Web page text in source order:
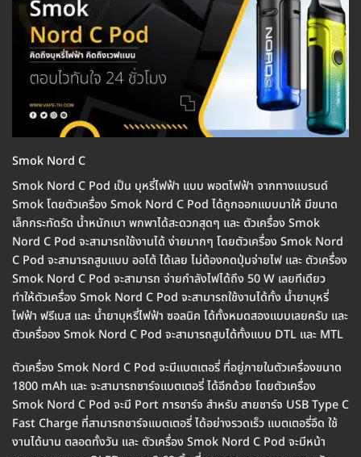
Smok Nord C
Smok Nord C Pod เป็น บุหรี่ไฟฟ้า แบบ พอตไฟฟ้า จากทางแบรนด์
Smok โดยตัวเครื่อง Smok Nord C Pod ได้ถูกออกแบบมาให้ มีขนาด
เล็กกระทัดรัด น้ำหนักเบา พกพาได้สะดวกสุดๆ และ ตัวเครื่อง Smok
Nord C Pod จะสามารถใช้งานได้ ง่ายมากๆ โดยตัวเครื่อง Smok Nord
C Pod จะสามารถสูบแบบ ออโต้ ได้เลย ไม่ต้องกดปุ่มจ่ายไฟ และ ตัวเครื่อง
Smok Nord C Pod จะสามารถ จ่ายกำลังไฟได้ถึง 50 W เลยทีเดียว
ทำให้ตัวเครื่อง Smok Nord C Pod จะสามารถใช้งานได้ทั้ง น้ำยาบุหรี่
ไฟฟ้า ฟรีเบส และ น้ำยาบุหรี่ไฟฟ้า ซอลนิค ได้ทั้งหมดสองแบบเลยครับ และ
ตัวเครื่ออง Smok Nord C Pod จะสามารถสูบได้ทั้งแบบ DTL และ MTL
ตัวเครื่อง Smok Nord C Pod จะมีแบตเตอรี่ ที่อยู่ภายในตัวเครื่องขนาด
1800 mAh และ จะสามารถชาร์จแบตเตอรี่ ได้อีกด้วย โดยตัวเครื่อง
Smok Nord C Pod จะมี Port การชาร์จ สำหรับ สายชาร์จ USB Type C
Fast Charge ที่สามารถชาร์จแบตเตอรี่ ได้อย่างรวดเร็ว แบตเตอรี่อึด ใช้
งานได้นาน ตลอดทั้งวัน และ ตัวเครื่อง Smok Nord C Pod จะมีหน้า